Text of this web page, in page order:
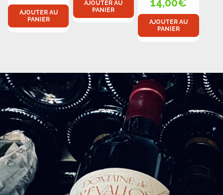
AJOUTER AU
PANIER
AJOUTER AU
PANIER
14,00€
AJOUTER AU
PANIER